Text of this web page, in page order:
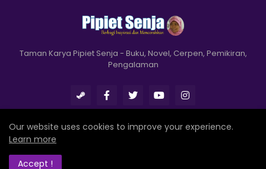
Taman Karya Pipiet Senja - Buku, Novel, Cerpen, Pemikiran,
Pengalaman
Home
Our website uses cookies to improve your experience.
Learn more
Accept !